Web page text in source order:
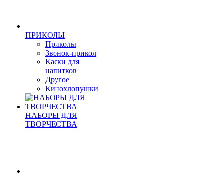
ПРИКОЛЫ
Приколы
Звонок-прикол
Каски для
напитков
Другое
Кинохлопушки
НАБОРЫ ДЛЯ
ТВОРЧЕСТВА